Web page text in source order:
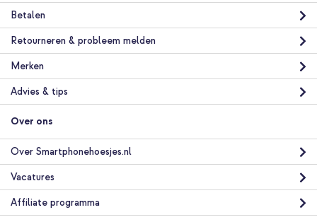
€ 29,99
Gratis verzending € 28,49
In winkelmandje
Gratis
imoshion Transparante Bookcase met MagSafe Samsung
Galaxy A57 (5G) - Lila + Telefoonhouder auto - MagSafe -
Inclusief Magnetische Cirkel - Ventilatierooster - Zwart
Betalen
Retourneren & probleem melden
Merken
Advies & tips
Over ons
Over Smartphonehoesjes.nl
Vacatures
Affiliate programma